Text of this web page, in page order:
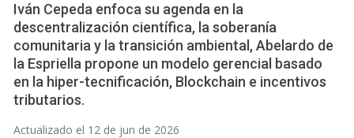
Iván Cepeda enfoca su agenda en la
descentralización científica, la soberanía
comunitaria y la transición ambiental, Abelardo de
la Espriella propone un modelo gerencial basado
en la hiper-tecnificación, Blockchain e incentivos
tributarios.
Actualizado el 12 de jun de 2026